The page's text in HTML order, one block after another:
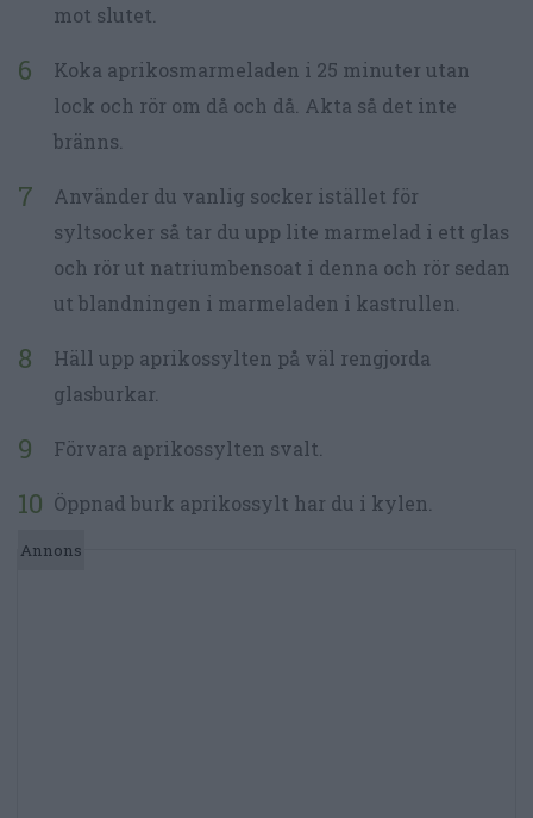
mot slutet.
Koka aprikosmarmeladen i 25 minuter utan
lock och rör om då och då. Akta så det inte
bränns.
Använder du vanlig socker istället för
syltsocker så tar du upp lite marmelad i ett glas
och rör ut natriumbensoat i denna och rör sedan
ut blandningen i marmeladen i kastrullen.
Häll upp aprikossylten på väl rengjorda
glasburkar.
Förvara aprikossylten svalt.
Öppnad burk aprikossylt har du i kylen.